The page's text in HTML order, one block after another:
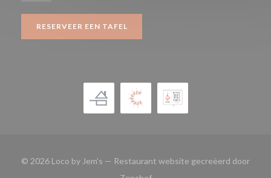
RESERVEER EEN TAFEL
© 2026 Loco by Jem's — Restaurant website gecreëerd door